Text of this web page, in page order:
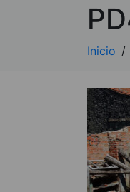
Inicio